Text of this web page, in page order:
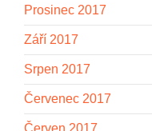
Prosinec 2017
Září 2017
Srpen 2017
Červenec 2017